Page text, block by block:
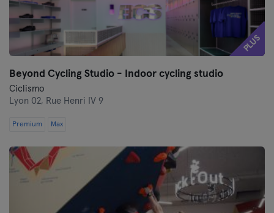
PLUS
Beyond Cycling Studio - Indoor cycling studio
Ciclismo
Lyon 02, Rue Henri IV 9
Premium Max